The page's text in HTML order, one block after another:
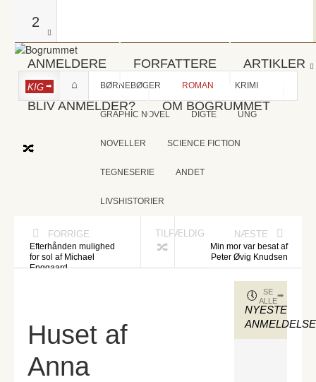
2
ANMELDERE FORFATTERE ARTIKLER
BLIV ANMELDER? OM BOGRUMMET
KIG BØRNEBØGER ROMAN KRIMI
GRAPHIC NOVEL DIGTE UNG
NOVELLER SCIENCE FICTION
TEGNESERIE ANDET
LIVSHISTORIER
FORRIGE
Efterhånden mulighed
for sol af Michael
Enggaard
TILFÆLDIG NÆSTE
Min mor var besat af
Peter Øvig Knudsen
Huset af
Anna
NYESTE
SE
ALLE